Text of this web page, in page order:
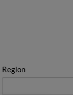
Region